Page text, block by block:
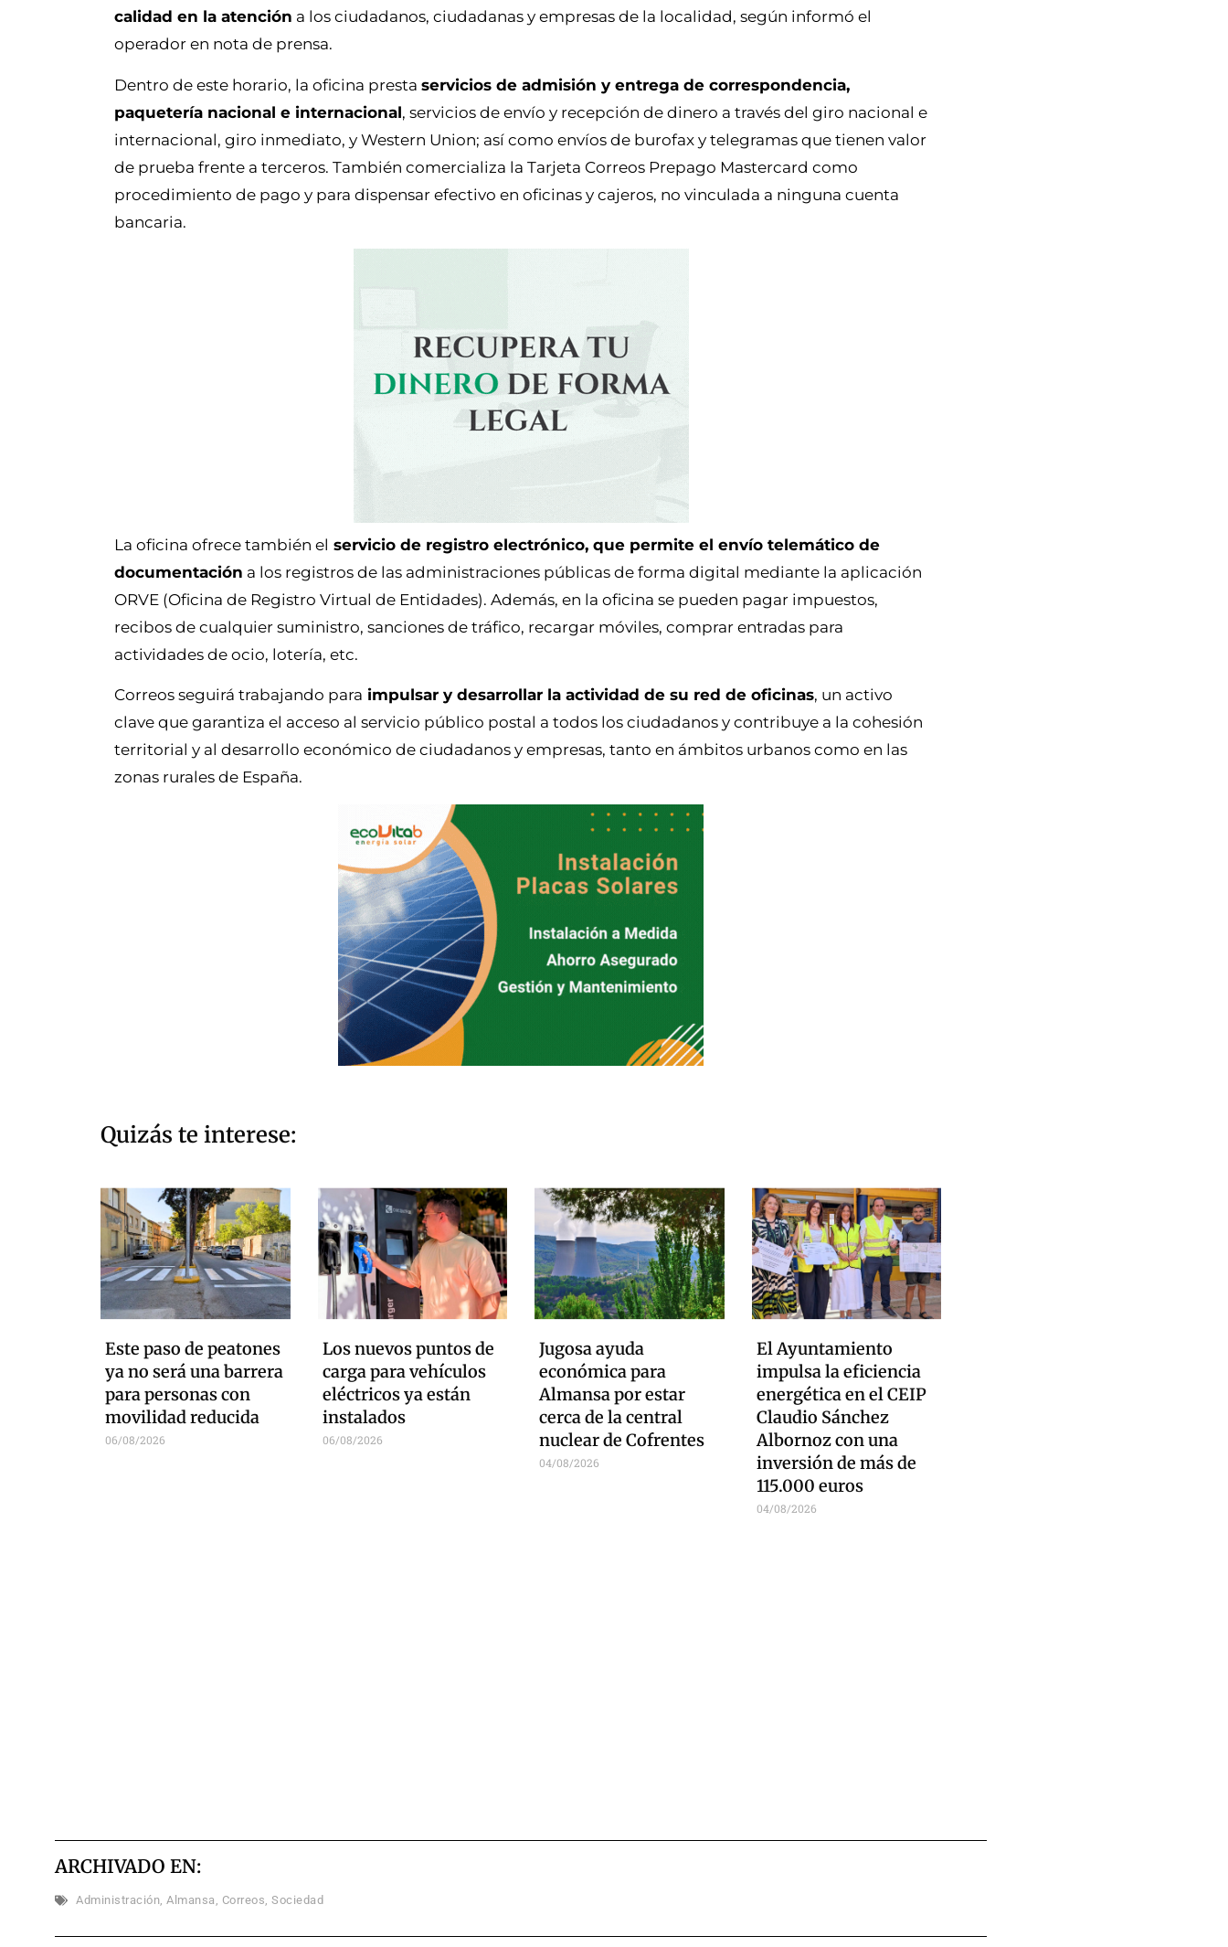
calidad en la atención a los ciudadanos, ciudadanas y empresas de la localidad, según informó el
operador en nota de prensa.
Dentro de este horario, la oficina presta servicios de admisión y entrega de correspondencia,
paquetería nacional e internacional, servicios de envío y recepción de dinero a través del giro nacional e
internacional, giro inmediato, y Western Union; así como envíos de burofax y telegramas que tienen valor
de prueba frente a terceros. También comercializa la Tarjeta Correos Prepago Mastercard como
procedimiento de pago y para dispensar efectivo en oficinas y cajeros, no vinculada a ninguna cuenta
bancaria.
La oficina ofrece también el servicio de registro electrónico, que permite el envío telemático de
documentación a los registros de las administraciones públicas de forma digital mediante la aplicación
ORVE (Oficina de Registro Virtual de Entidades). Además, en la oficina se pueden pagar impuestos,
recibos de cualquier suministro, sanciones de tráfico, recargar móviles, comprar entradas para
actividades de ocio, lotería, etc.
Correos seguirá trabajando para impulsar y desarrollar la actividad de su red de oficinas, un activo
clave que garantiza el acceso al servicio público postal a todos los ciudadanos y contribuye a la cohesión
territorial y al desarrollo económico de ciudadanos y empresas, tanto en ámbitos urbanos como en las
zonas rurales de España.
Quizás te interese:
Este paso de peatones
ya no será una barrera
para personas con
movilidad reducida
06/08/2026
Los nuevos puntos de
carga para vehículos
eléctricos ya están
instalados
06/08/2026
Jugosa ayuda
económica para
Almansa por estar
cerca de la central
nuclear de Cofrentes
04/08/2026
El Ayuntamiento
impulsa la eficiencia
energética en el CEIP
Claudio Sánchez
Albornoz con una
inversión de más de
115.000 euros
04/08/2026
ARCHIVADO EN:
Administración, Almansa , Correos, Sociedad